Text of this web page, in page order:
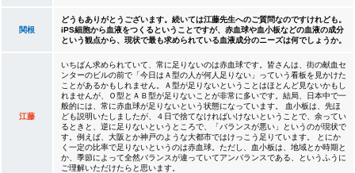
関根
どうもありがとうございます。続いては江藤先生へのご質問なのですけれども。
iPS細胞から血液をつくるということですが、赤血球や血小板などの血液の成分
という観点から、現状で最も求められている血液成分のニーズは何でしょうか。
江藤
いちばん求められていて、常に足りないのは赤血球です。皆さんは、街の献血セ
ンターのビルの前で「今日はＡ型の人が何人足りない」っていう看板を見かけた
ことがあるかもしれません。Ａ型が足りないということはほとんど見ないかもし
れませんが、Ｏ型とＡＢ型が足りないことが非常に多いです。結局、日本中で一
般的には、常に赤血球が足りないという状態になっています。 血小板は、先ほ
ども説明いたしましたが、４日で捨てなければいけないということで、余ってい
るときと、逆に足りないというところで、「バランスが悪い」というのが現状で
す。例えば、大阪とか神戸のような大都市ではけっこう足りています。 とにか
く一定の比率で足りないというのは赤血球。ただし、血小板は、地域とか時期と
か、季節によって全然バランスが違っていてアンバランスである、というふうに
ご理解いただけたらと思います。